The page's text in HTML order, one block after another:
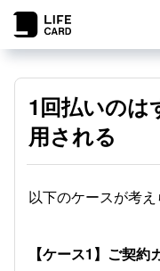
1回払いのは
用される
以下のケースが考え
【ケース1】ご契